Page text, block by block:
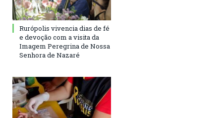
Rurópolis vivencia dias de fé
e devoção com a visita da
Imagem Peregrina de Nossa
Senhora de Nazaré